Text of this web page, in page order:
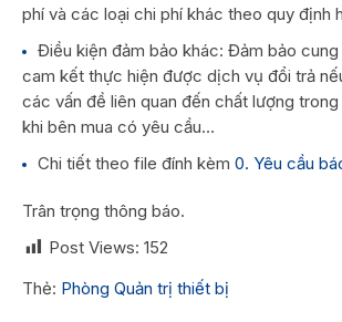
phí và các loại chi phí khác theo quy định
Điều kiện đảm bảo khác: Đảm bảo cung
cam kết thực hiện được dịch vụ đổi trả
các vấn đề liên quan đến chất lượng
khi bên mua có yêu cầu…
Chi tiết theo file đính kèm 0. Yêu cầu
Trân trọng thông báo.
Post Views: 152
Thẻ: Phòng Quản trị thiết bị